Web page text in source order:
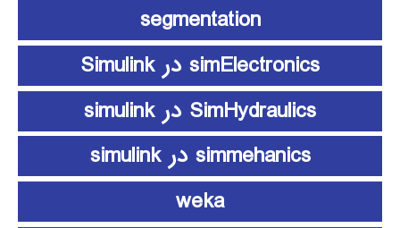
segmentation
simElectronics در Simulink
SimHydraulics در simulink
simmehanics در simulink
weka